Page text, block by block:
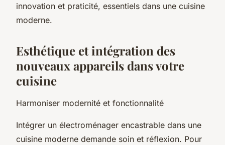
innovation et praticité, essentiels dans une cuisine
moderne.
Esthétique et intégration des
nouveaux appareils dans votre
cuisine
Harmoniser modernité et fonctionnalité
Intégrer un électroménager encastrable dans une
cuisine moderne demande soin et réflexion. Pour